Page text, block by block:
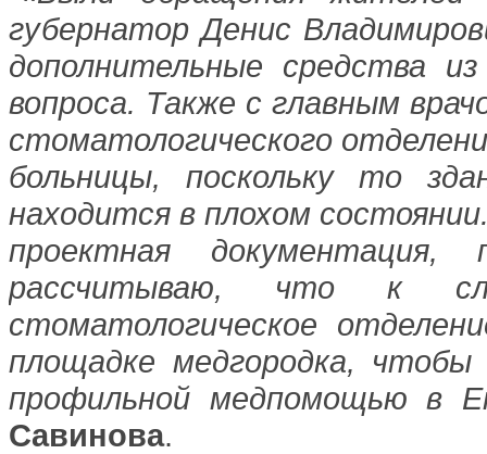
губернатор Денис
дополнительные средства
вопроса. Также с главным
стоматологического
больницы, поскольку то
находится в плохом
проектная
рассчитываю, что к
стоматологическое
площадке медгородка,
профильной медпомощью в
Савинова.